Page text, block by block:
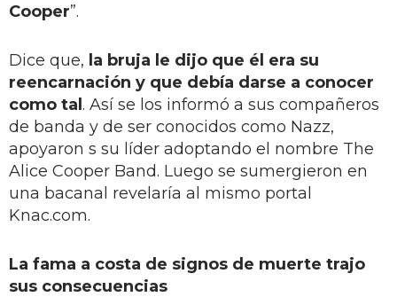
Cooper”.
Dice que, la bruja le dijo que él era su
reencarnación y que debía darse a conocer
como tal . Así se los informó a sus compañeros
de banda y de ser conocidos como Nazz,
apoyaron s su líder adoptando el nombre The
Alice Cooper Band. Luego se sumergieron en
una bacanal revelaría al mismo portal
Knac.com.
La fama a costa de signos de muerte trajo
sus consecuencias